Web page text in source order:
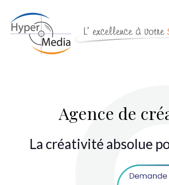
La créativité absolue
Agence de